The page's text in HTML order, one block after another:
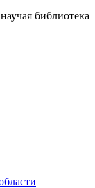
библиотека